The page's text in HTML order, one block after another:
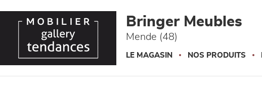
Bringer Meubles
Mende (48)
LE MAGASIN NOS PRODUITS